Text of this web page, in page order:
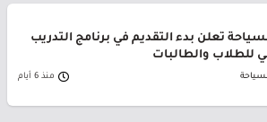
تعلن بدء التقديم في برنامج التدريب
للطلاب والطالبات
منذ 6 أيام